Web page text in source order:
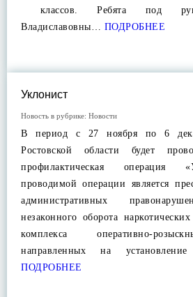
классов. Ребята под
Владиславовны… ПОДРОБНЕЕ
Уклонист
Новость в рубрике: Новости
В период с 27 ноября по 6
Ростовской области будет
профилактическая операция
проводимой операции является
административных
незаконного оборота
комплекса оперативно-
направленных на установление
ПОДРОБНЕЕ